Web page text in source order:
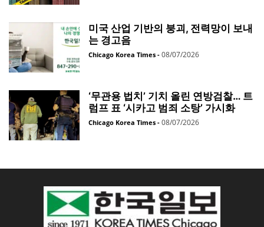
미국 산업 기반의 붕괴, 전력망이 보내
는 경고음
Chicago Korea Times - 08/07/2026
‘무관용 법치’ 기치 올린 연방검찰… 트
럼프 표 ‘시카고 범죄 소탕’ 가시화
Chicago Korea Times - 08/07/2026